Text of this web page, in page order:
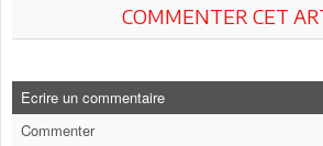
COMMENTER CET
Ecrire un commentaire
Commenter